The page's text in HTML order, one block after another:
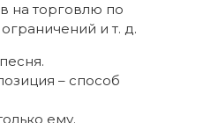
на торговлю по
и т. д.
– способ
ему.